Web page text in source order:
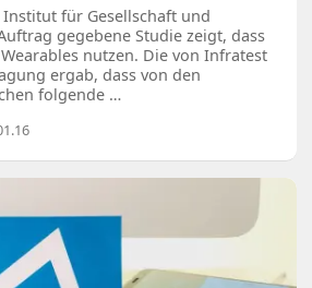
für Gesellschaft und
gegebene Studie zeigt, dass
nutzen. Die von Infratest
ergab, dass von den
folgende …